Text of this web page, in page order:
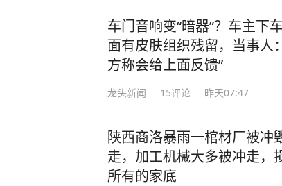
车门音响变“暗器”？车主下
面有皮肤组织残留，当事人
方称会给上面反馈”
龙头新闻 15评论 昨天07:47
陕西商洛暴雨一棺材厂被冲
走，加工机械大多被冲走，
所有的家底